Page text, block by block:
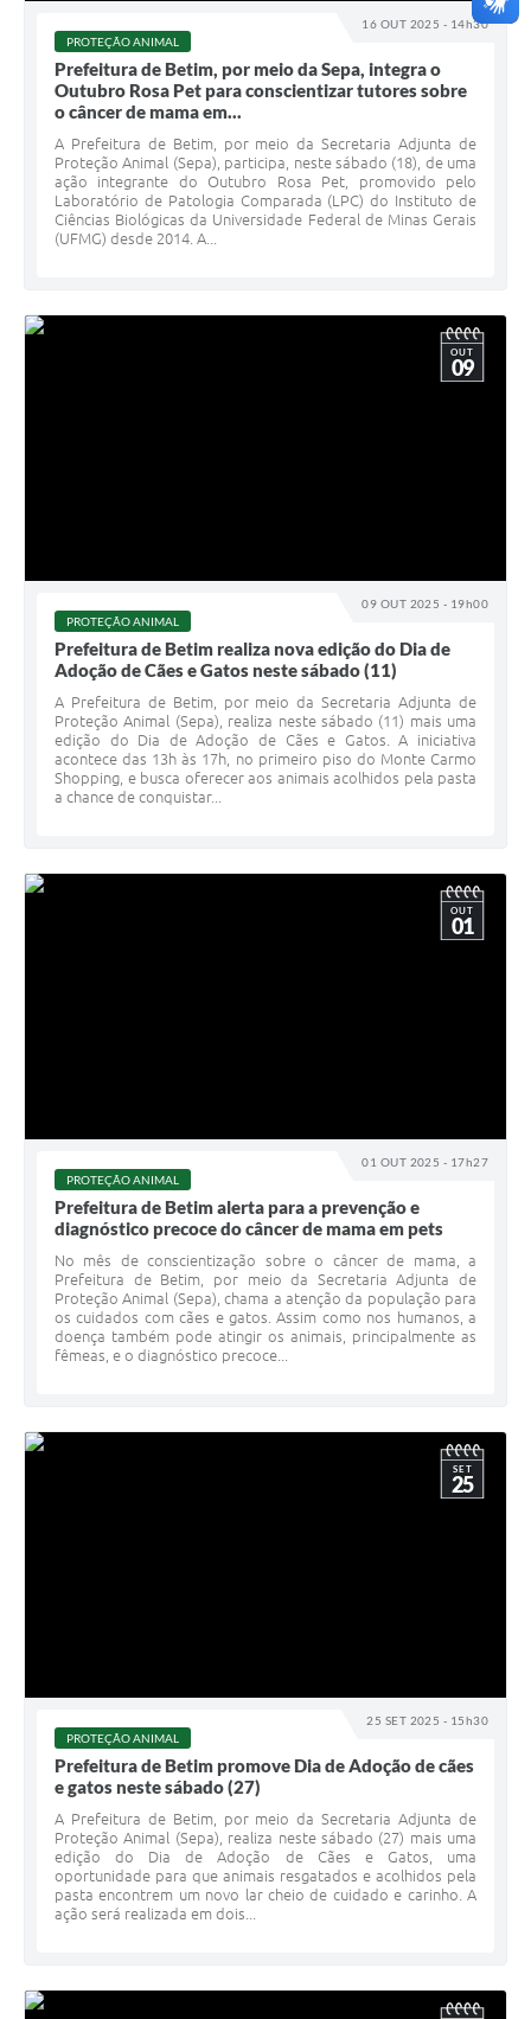
16 OUT 2025 - 14h30
PROTEÇÃO ANIMAL
Prefeitura de Betim, por meio da Sepa, integra o
Outubro Rosa Pet para conscientizar tutores sobre
o câncer de mama em...
A Prefeitura de Betim, por meio da Secretaria Adjunta de
Proteção Animal (Sepa), participa, neste sábado (18), de uma
ação integrante do Outubro Rosa Pet, promovido pelo
Laboratório de Patologia Comparada (LPC) do Instituto de
Ciências Biológicas da Universidade Federal de Minas Gerais
(UFMG) desde 2014. A...
09 OUT 2025 - 19h00
OUT
09
PROTEÇÃO ANIMAL
Prefeitura de Betim realiza nova edição do Dia de
Adoção de Cães e Gatos neste sábado (11)
A Prefeitura de Betim, por meio da Secretaria Adjunta de
Proteção Animal (Sepa), realiza neste sábado (11) mais uma
edição do Dia de Adoção de Cães e Gatos. A iniciativa
acontece das 13h às 17h, no primeiro piso do Monte Carmo
Shopping, e busca oferecer aos animais acolhidos pela pasta
a chance de conquistar...
01 OUT 2025 - 17h27
OUT
01
PROTEÇÃO ANIMAL
Prefeitura de Betim alerta para a prevenção e
diagnóstico precoce do câncer de mama em pets
No mês de conscientização sobre o câncer de mama, a
Prefeitura de Betim, por meio da Secretaria Adjunta de
Proteção Animal (Sepa), chama a atenção da população para
os cuidados com cães e gatos. Assim como nos humanos, a
doença também pode atingir os animais, principalmente as
fêmeas, e o diagnóstico precoce...
25 SET 2025 - 15h30
SET
25
PROTEÇÃO ANIMAL
Prefeitura de Betim promove Dia de Adoção de cães
e gatos neste sábado (27)
A Prefeitura de Betim, por meio da Secretaria Adjunta de
Proteção Animal (Sepa), realiza neste sábado (27) mais uma
edição do Dia de Adoção de Cães e Gatos, uma
oportunidade para que animais resgatados e acolhidos pela
pasta encontrem um novo lar cheio de cuidado e carinho. A
ação será realizada em dois...